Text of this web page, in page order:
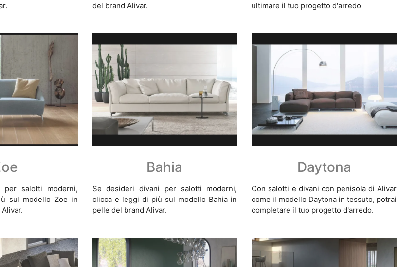
del brand Alivar.
ultimare il tuo progetto d'arredo.
per salotti moderni,
sul modello Zoe in
Bahia
Se desideri divani per salotti moderni,
clicca e leggi di più sul modello Bahia in
pelle del brand Alivar.
Daytona
Con salotti e divani con penisola di Alivar
come il modello Daytona in tessuto, potrai
completare il tuo progetto d'arredo.